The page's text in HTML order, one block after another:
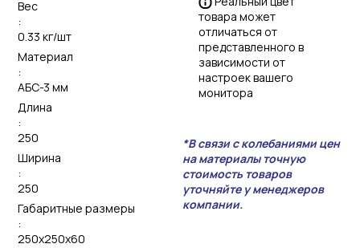
Вес
:
0.33 кг/шт
Материал
:
АБС-3 мм
Длина
:
250
Ширина
:
250
Габаритные размеры
:
250x250x60
товара может
отличаться от
представленного в
зависимости от
настроек вашего
монитора
*В связи с колебаниями цен
на материалы точную
стоимость товаров
уточняйте у менеджеров
компании.